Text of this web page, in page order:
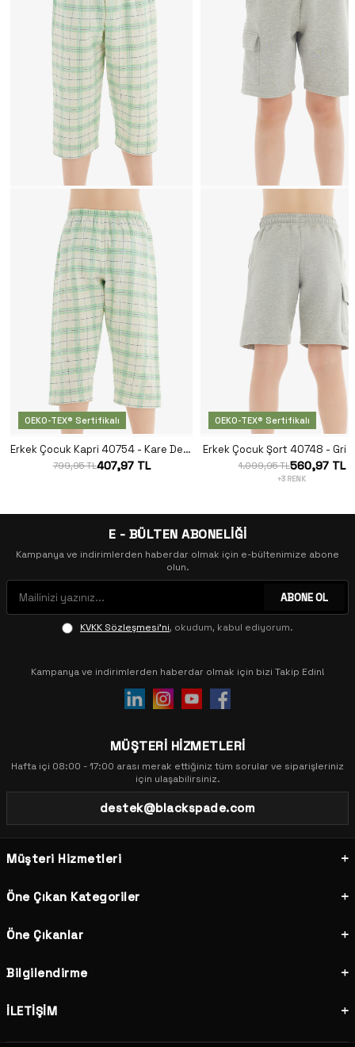
OEKO-TEX® Sertifikalı
Erkek Çocuk Kapri 40754 - Kare Desenli
799,95 TL407,97 TL
OEKO-TEX® Sertifikalı
Erkek Çocuk Şort 40748 - Gri
1.099,95 TL560,97 TL
+3 RENK
E - BÜLTEN ABONELİĞİ
Kampanya ve indirimlerden haberdar olmak için e-bültenimize abone
olun.
ABONE OL
KVKK Sözleşmesi'ni, okudum, kabul ediyorum.
Kampanya ve indirimlerden haberdar olmak için bizi Takip Edin!
MÜŞTERİ HİZMETLERİ
Hafta içi 08:00 - 17:00 arası merak ettiğiniz tüm sorular ve siparişleriniz
için ulaşabilirsiniz.
destek@blackspade.com
Müşteri Hizmetleri
Öne Çıkan Kategoriler
Öne Çıkanlar
Bilgilendirme
İLETİŞİM